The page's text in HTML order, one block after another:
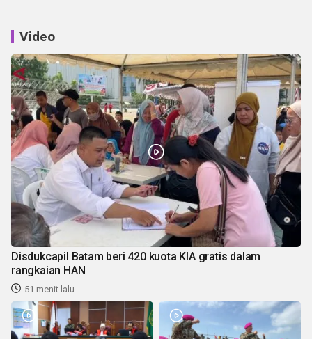
Video
Disdukcapil Batam beri 420 kuota KIA gratis dalam
rangkaian HAN
51 menit lalu